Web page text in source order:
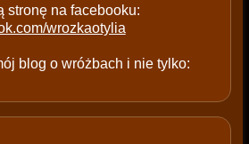
stronę na facebooku:
wrozkaotylia
blog o wróżbach i nie tylko: